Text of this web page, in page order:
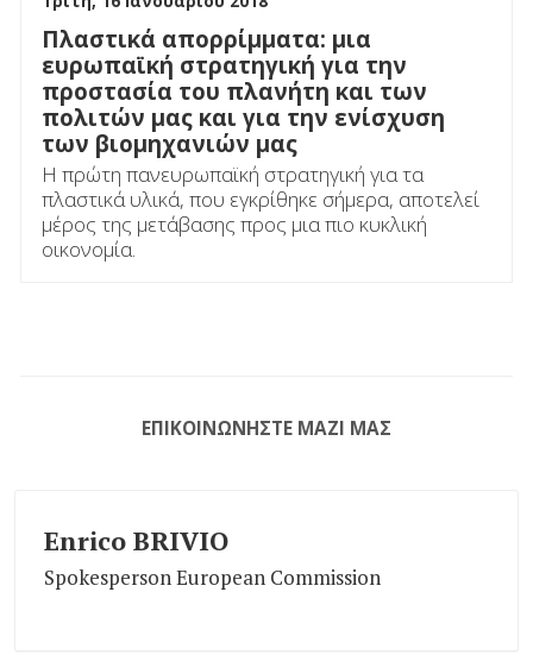
Πλαστικά απορρίμματα: μια
ευρωπαϊκή στρατηγική για την
προστασία του πλανήτη και των
πολιτών μας και για την ενίσχυση
των βιομηχανιών μας
Η πρώτη πανευρωπαϊκή στρατηγική για τα
πλαστικά υλικά, που εγκρίθηκε σήμερα, αποτελεί
μέρος της μετάβασης προς μια πιο κυκλική
οικονομία.
ΕΠΙΚΟΙΝΩΝΉΣΤΕ ΜΑΖΊ ΜΑΣ
Enrico BRIVIO
Spokesperson European Commission